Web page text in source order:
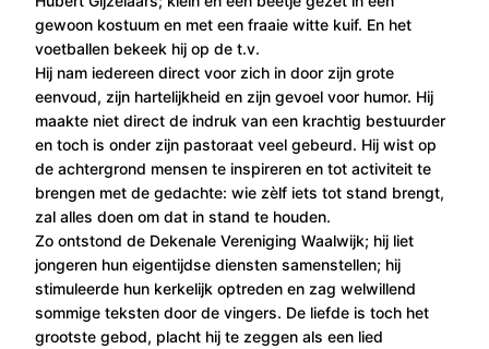
gewoon kostuum en met een fraaie witte kuif. En het
voetballen bekeek hij op de t.v.
Hij nam iedereen direct voor zich in door zijn grote
eenvoud, zijn hartelijkheid en zijn gevoel voor humor. Hij
maakte niet direct de indruk van een krachtig bestuurder
en toch is onder zijn pastoraat veel gebeurd. Hij wist op
de achtergrond mensen te inspireren en tot activiteit te
brengen met de gedachte: wie zèlf iets tot stand brengt,
zal alles doen om dat in stand te houden.
Zo ontstond de Dekenale Vereniging Waalwijk; hij liet
jongeren hun eigentijdse diensten samenstellen; hij
stimuleerde hun kerkelijk optreden en zag welwillend
sommige teksten door de vingers. De liefde is toch het
grootste gebod, placht hij te zeggen als een lied